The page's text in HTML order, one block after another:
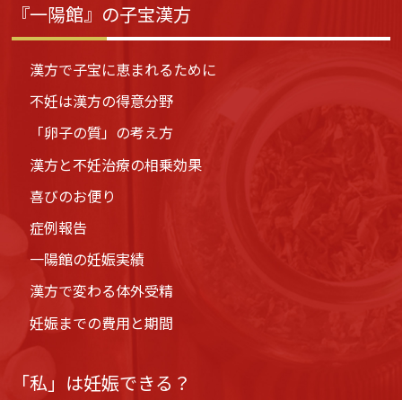
『一陽館』の子宝漢方
漢方で子宝に恵まれるために
不妊は漢方の得意分野
「卵子の質」の考え方
漢方と不妊治療の相乗効果
喜びのお便り
症例報告
一陽館の妊娠実績
漢方で変わる体外受精
妊娠までの費用と期間
「私」は妊娠できる？